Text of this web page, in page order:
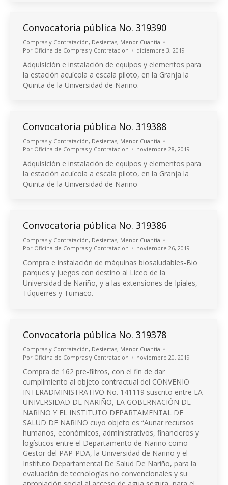
Convocatoria pública No. 319390
Compras y Contratación, Desiertas, Menor Cuantía
Por Oficina de Compras y Contratacion diciembre 3, 2019
Adquisición e instalación de equipos y elementos para
la estación acuícola a escala piloto, en la Granja la
Quinta de la Universidad de Nariño.
Convocatoria pública No. 319388
Compras y Contratación, Desiertas, Menor Cuantía
Por Oficina de Compras y Contratacion noviembre 28, 2019
Adquisición e instalación de equipos y elementos para
la estación acuícola a escala piloto, en la Granja la
Quinta de la Universidad de Nariño
Convocatoria pública No. 319386
Compras y Contratación, Desiertas, Menor Cuantía
Por Oficina de Compras y Contratacion noviembre 26, 2019
Compra e instalación de máquinas biosaludables-Bio
parques y juegos con destino al Liceo de la
Universidad de Nariño, y a las extensiones de Ipiales,
Túquerres y Tumaco.
Convocatoria pública No. 319378
Compras y Contratación, Desiertas, Menor Cuantía
Por Oficina de Compras y Contratacion noviembre 20, 2019
Compra de 162 pre-filtros, con el fin de dar
cumplimiento al objeto contractual del CONVENIO
INTERADMINISTRATIVO No. 141119 suscrito entre LA
UNIVERSIDAD DE NARIÑO, LA GOBERNACIÓN DE
NARIÑO Y EL INSTITUTO DEPARTAMENTAL DE
SALUD DE NARIÑO cuyo objeto es “Aunar recursos
humanos, económicos, administrativos, financieros y
logísticos entre el Departamento de Nariño como
Gestor del PAP-PDA, la Universidad de Nariño y el
Instituto Departamental De Salud De Nariño, para la
evaluación de tecnologías no convencionales y su